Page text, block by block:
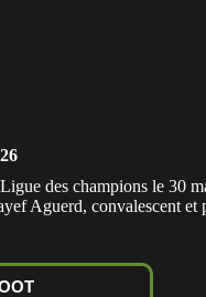
des champions le 30
Aguerd, convalescent et